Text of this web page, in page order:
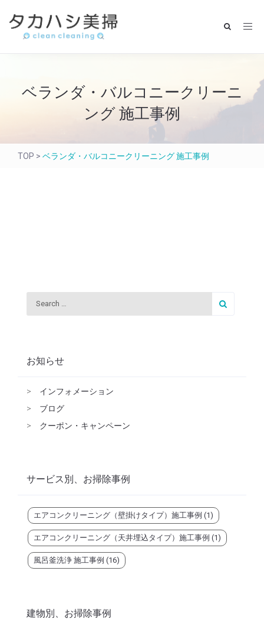
ベランダ・バルコニークリーニ
ング 施工事例
TOP > ベランダ・バルコニークリーニング 施工事例
お知らせ
> インフォメーション
> ブログ
> クーポン・キャンペーン
サービス別、お掃除事例
エアコンクリーニング（壁掛けタイプ）施工事例 (1)
エアコンクリーニング（天井埋込タイプ）施工事例 (1)
風呂釜洗浄 施工事例 (16)
建物別、お掃除事例